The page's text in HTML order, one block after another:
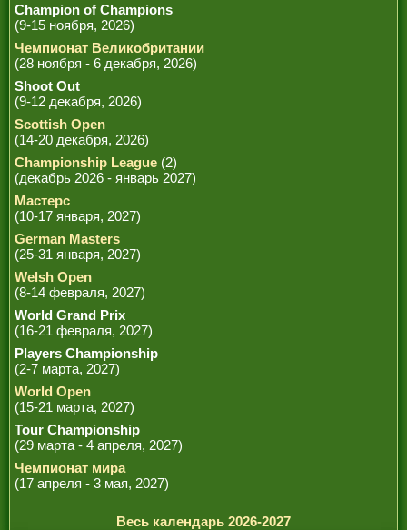
Champion of Champions
(9-15 ноября, 2026)
Чемпионат Великобритании
(28 ноября - 6 декабря, 2026)
Shoot Out
(9-12 декабря, 2026)
Scottish Open
(14-20 декабря, 2026)
Championship League (2)
(декабрь 2026 - январь 2027)
Мастерс
(10-17 января, 2027)
German Masters
(25-31 января, 2027)
Welsh Open
(8-14 февраля, 2027)
World Grand Prix
(16-21 февраля, 2027)
Players Championship
(2-7 марта, 2027)
World Open
(15-21 марта, 2027)
Tour Championship
(29 марта - 4 апреля, 2027)
Чемпионат мира
(17 апреля - 3 мая, 2027)
Весь календарь 2026-2027